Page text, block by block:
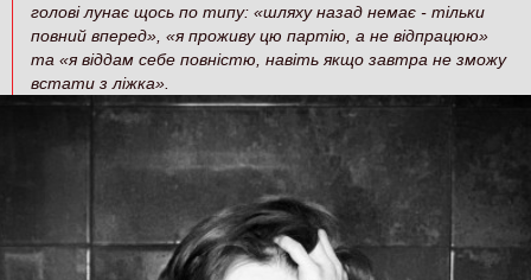
голові лунає щось по типу: «шляху назад немає - тільки
повний вперед», «я проживу цю партію, а не відпрацюю»
та «я віддам себе повністю, навіть якщо завтра не зможу
встати з ліжка».